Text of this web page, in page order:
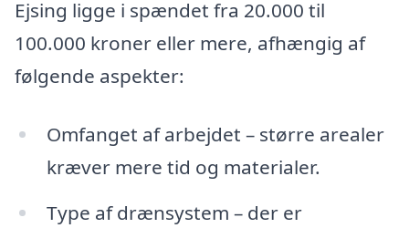
Ejsing ligge i spændet fra 20.000 til
100.000 kroner eller mere, afhængig af
følgende aspekter:
Omfanget af arbejdet – større arealer
kræver mere tid og materialer.
Type af drænsystem – der er